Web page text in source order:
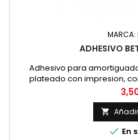
MARCA:
ADHESIVO
Adhesivo para
plateado con impresion,

 En